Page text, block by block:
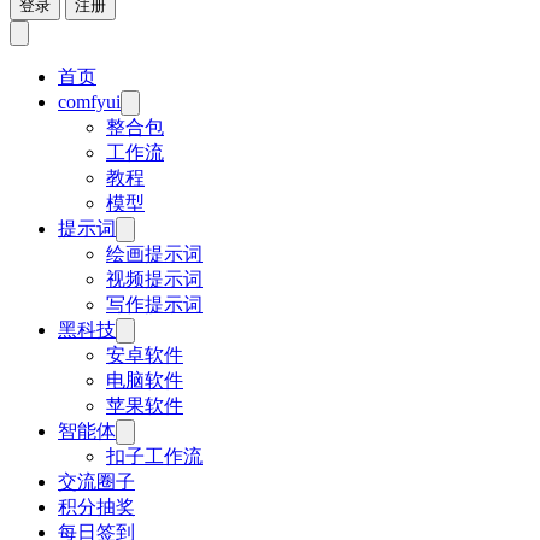
登录 注册
首页
comfyui
整合包
工作流
教程
模型
提示词
绘画提示词
视频提示词
写作提示词
黑科技
安卓软件
电脑软件
苹果软件
智能体
扣子工作流
交流圈子
积分抽奖
每日签到